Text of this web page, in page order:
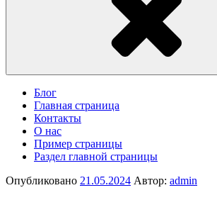
Блог
Главная страница
Контакты
О нас
Пример страницы
Раздел главной страницы
Опубликовано 21.05.2024 Автор: admin